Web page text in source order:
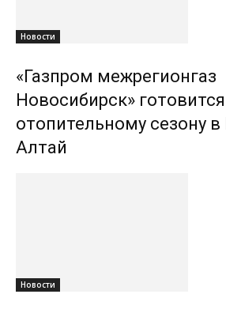
Новости
«Газпром межрегионгаз
Новосибирск»
отопительному сезону в
Алтай
Новости